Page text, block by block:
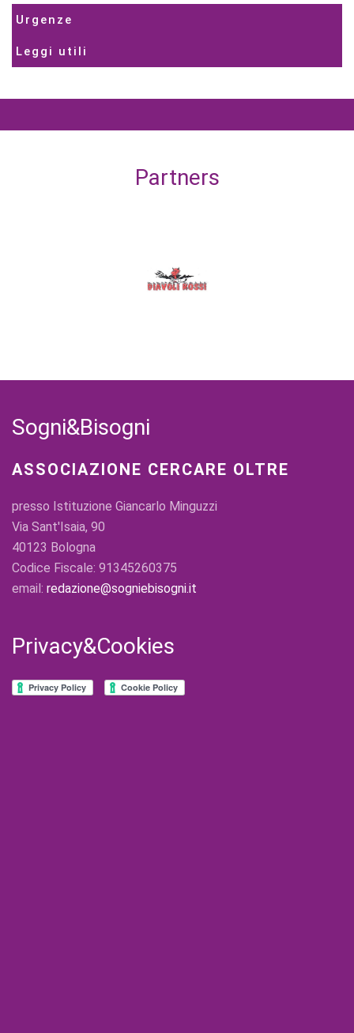
Urgenze
Leggi utili
Partners
Sogni&Bisogni
ASSOCIAZIONE CERCARE OLTRE
presso Istituzione Giancarlo Minguzzi
Via Sant'Isaia, 90
40123 Bologna
Codice Fiscale: 91345260375
email: redazione@sogniebisogni.it
Privacy&Cookies